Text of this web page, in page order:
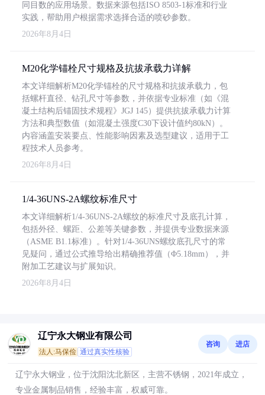
同目数的应用场景。数据来源包括ISO 8503-1标准和行业
实践，帮助用户根据需求选择合适的喷砂参数。
2026年8月4日
M20化学锚栓尺寸规格及抗拔承载力详解
本文详细解析M20化学锚栓的尺寸规格和抗拔承载力，包
括螺杆直径、钻孔尺寸等参数，并依据专业标准（如《混
凝土结构后锚固技术规程》JGJ 145）提供抗拔承载力计算
方法和典型数值（如混凝土强度C30下设计值约80kN）。
内容涵盖安装要点、性能影响因素及选型建议，适用于工
程技术人员参考。
2026年8月4日
1/4-36UNS-2A螺纹标准尺寸
本文详细解析1/4-36UNS-2A螺纹的标准尺寸及底孔计算，
包括外径、螺距、公差等关键参数，并提供专业数据来源
（ASME B1.1标准）。针对1/4-36UNS螺纹底孔尺寸的常
见疑问，通过公式推导给出精确推荐值（Φ5.18mm），并
附加工艺建议与扩展知识。
2026年8月4日
辽宁永大钢业有限公司
法人:马保俭 通过真实性核验
咨询 进店
辽宁永大钢业，位于沈阳沈北新区，主营不锈钢，2021年成立，
专业金属制品销售，经验丰富，权威可靠。